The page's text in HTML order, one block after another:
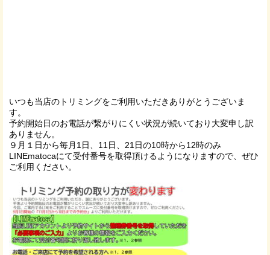
いつも当店のトリミングをご利用いただきありがとうございま
す。
予約開始日のお電話が繋がりにくい状況が続いており大変申し訳
ありません。
９月１日から毎月1日、11日、21日の10時から12時のみ
LINEmatocaにて受付番号を取得頂けるようになりますので、ぜひ
ご利用ください。